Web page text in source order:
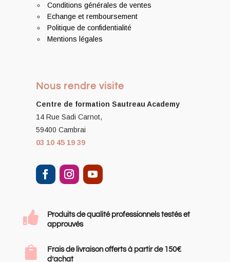
Conditions générales de ventes
Echange et remboursement
Politique de confidentialité
Mentions légales
Nous rendre visite
Centre de formation Sautreau Academy
14 Rue Sadi Carnot,
59400 Cambrai
03 10 45 19 39

Produits de qualité professionnels testés et
approuvés

Frais de livraison offerts à partir de 150€
d’achat